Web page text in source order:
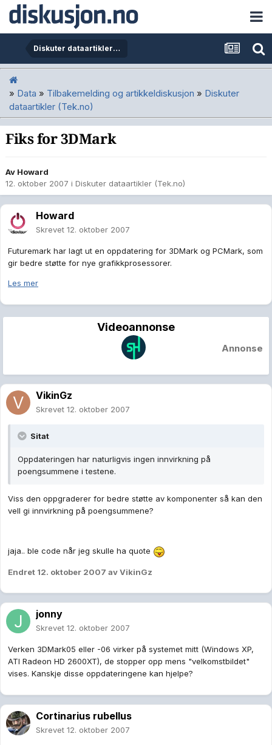
Diskuter dataartikler (Tek.no)
» Data » Tilbakemelding og artikkeldiskusjon » Diskuter
dataartikler (Tek.no)
Fiks for 3DMark
Av Howard
12. oktober 2007 i Diskuter dataartikler (Tek.no)
Howard
Skrevet 12. oktober 2007
Futuremark har lagt ut en oppdatering for 3DMark og PCMark, som
gir bedre støtte for nye grafikkprosessorer.
Les mer
Videoannonse
Annonse
VikinGz
Skrevet 12. oktober 2007
Sitat
Oppdateringen har naturligvis ingen innvirkning på
poengsummene i testene.
Viss den oppgraderer for bedre støtte av komponenter så kan den
vell gi innvirkning på poengsummene?
jaja.. ble code når jeg skulle ha quote
Endret 12. oktober 2007 av VikinGz
jonny
Skrevet 12. oktober 2007
Verken 3DMark05 eller -06 virker på systemet mitt (Windows XP,
ATI Radeon HD 2600XT), de stopper opp mens "velkomstbildet"
vises. Kanskje disse oppdateringene kan hjelpe?
Cortinarius rubellus
Skrevet 12. oktober 2007